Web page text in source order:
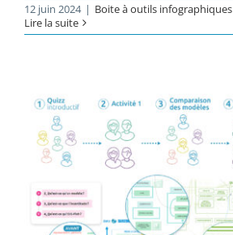
12 juin 2024 | Boite à outils infographiques
Lire la suite